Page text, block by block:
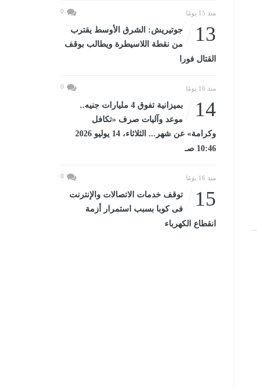
منذ 15 يومًا 0
13
جوتيريش: الشرق الأوسط يقترب
من نقطة اللاسيطرة ويطالب بوقف
القتال فورا
منذ 16 يومًا 0
14
بميزانية تفوق 4 مليارات جنيه..
موعد وآليات صرف «تكافل
وكرامة» عن شهر... الثلاثاء، 14 يوليو 2026
10:46 صـ
منذ 16 يومًا 0
15
توقف خدمات الاتصالات والإنترنت
فى كوبا بسبب استمرار أزمة
انقطاع الكهرباء